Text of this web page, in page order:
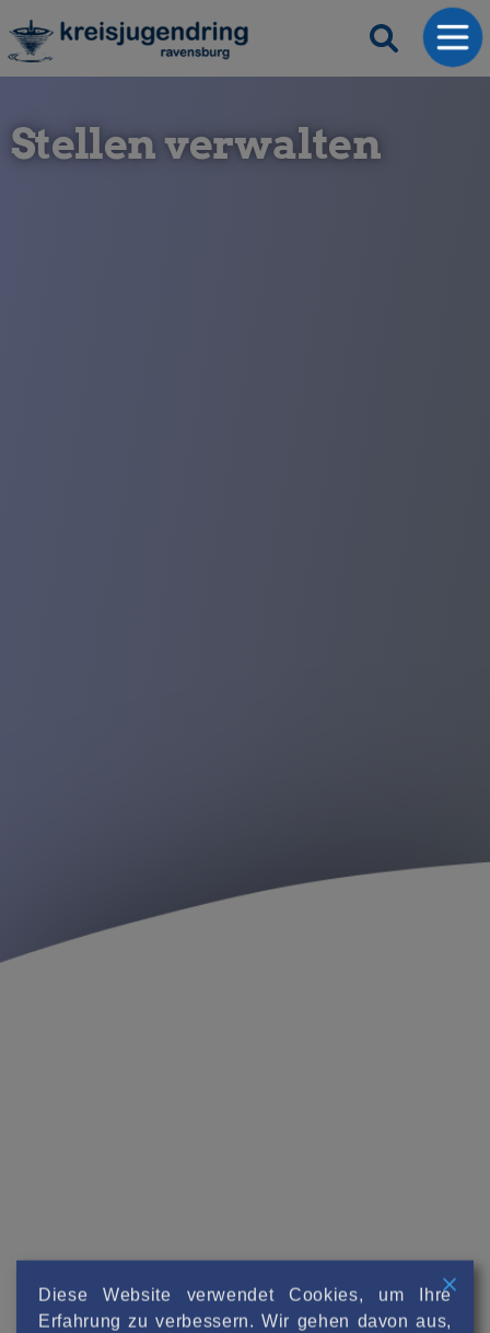
Stellen verwalten
Diese Website verwendet Cookies, um Ihre
Erfahrung zu verbessern. Wir gehen davon aus,